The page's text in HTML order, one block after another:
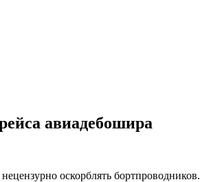
авиадебошира
оскорблять бортпроводников.